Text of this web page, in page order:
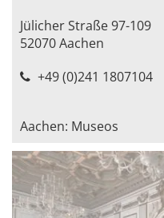
Jülicher Straße 97-109
52070 Aachen
+49 (0)241 1807104
Aachen: Museos